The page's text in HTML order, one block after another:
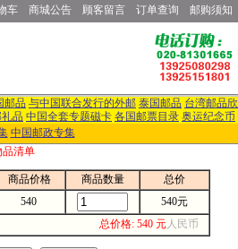
车 商城公告 顾客留言 订单查询 邮购须知
邮品 与中国联合发行的外邮 泰国邮品 台湾邮品欣
品 中国全套专题磁卡 各国邮票目录 奥运纪念币
中国邮政专集
品清单
商品价格 商品数量
总价
540
540元
总价格: 540 元人民币